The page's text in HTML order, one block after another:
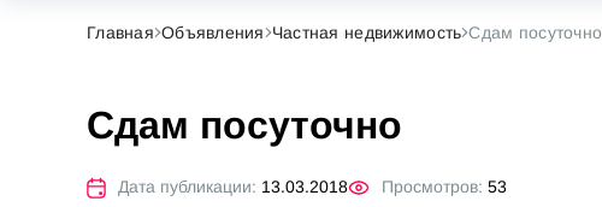
Главная Объявления Частная недвижимость Сдам посуточно
Сдам посуточно
Дата публикации: 13.03.2018 Просмотров: 53